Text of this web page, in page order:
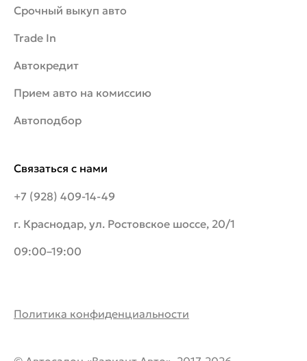
Связаться с нами
+7 (928) 409-14-49
г. Краснодар, ул. Ростовское шоссе, 20/1
09:00–19:00
Срочный выкуп авто
Trade In
Автокредит
Прием авто на комиссию
Автоподбор
Политика конфиденциальности